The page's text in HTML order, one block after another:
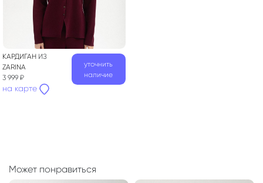
КАРДИГАН ИЗ
ZARINA
3 999 ₽
на карте
уточнить
наличие
Может понравиться